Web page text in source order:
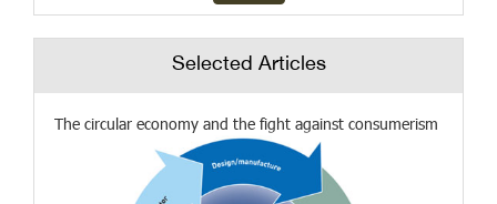
Selected Articles
The circular economy and the fight against consumerism